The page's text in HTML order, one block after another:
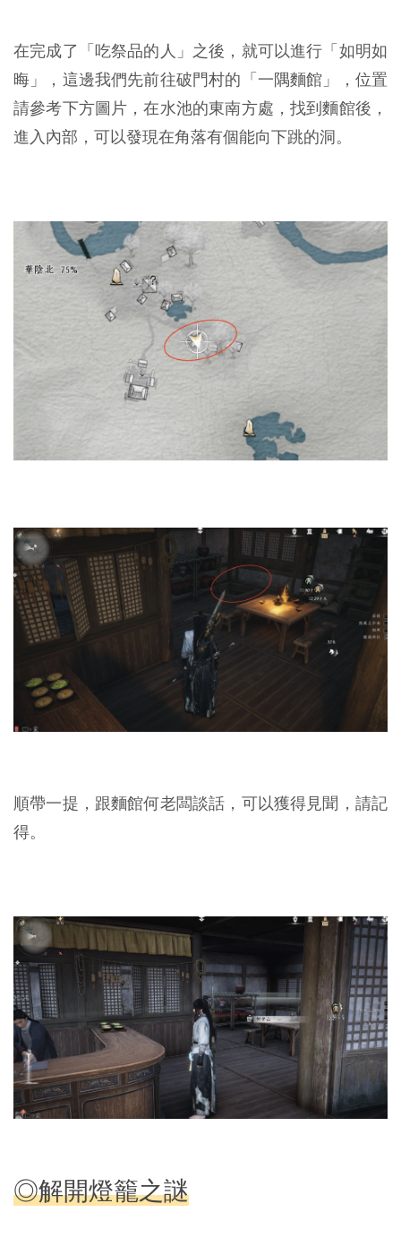
在完成了「吃祭品的人」之後，就可以進行「如明如
晦」，這邊我們先前往破門村的「一隅麵館」，位置
請參考下方圖片，在水池的東南方處，找到麵館後，
進入內部，可以發現在角落有個能向下跳的洞。
順帶一提，跟麵館何老闆談話，可以獲得見聞，請記
得。
◎解開燈籠之謎